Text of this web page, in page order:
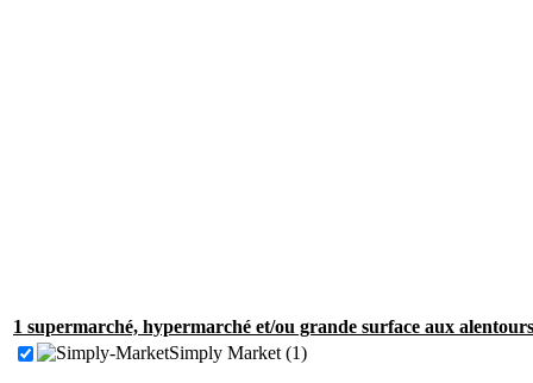
1 supermarché, hypermarché et/ou grande surface aux
Simply Market (1)